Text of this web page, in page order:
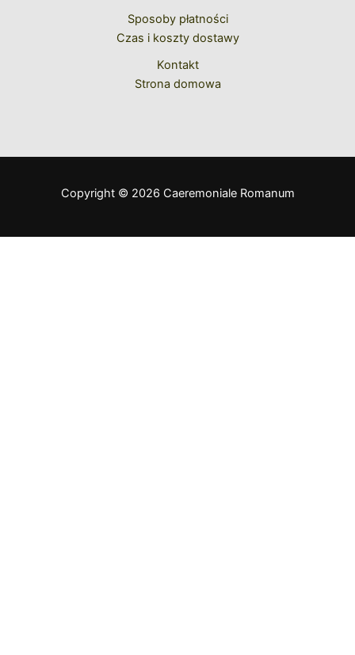
Sposoby płatności
Czas i koszty dostawy
Kontakt
Strona domowa
Copyright © 2026 Caeremoniale Romanum